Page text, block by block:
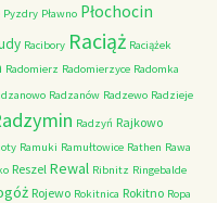
Pyzdry Pławno Płochocin
Racibory Raciąż Raciążek
Radomierz Radomierzyce Radomka
Radzanów Radzewo Radzieje
Radzyń Rajkowo
Ramuki Ramułtowice Rathen Rawa
Reszel Rewal Ribnitz Ringebalde
Rojewo Rokitnica Rokitno Ropa